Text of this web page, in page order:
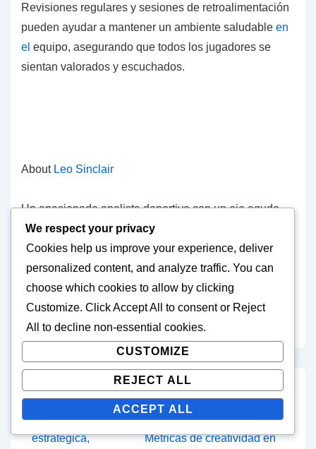
Revisiones regulares y sesiones de retroalimentación
pueden ayudar a mantener un ambiente saludable en
el equipo, asegurando que todos los jugadores se
sientan valorados y escuchados.
About Leo Sinclair
Un apasionado analista deportivo con un ojo agudo
para el fútbol juvenil, Leo ha dedicado su carrera a
desentrañar las complejidades de la Copa Mundial de
la FIFA U-17. Con una formación en periodismo
deportivo y un amor por el juego, ofrece comentarios
perspicaces y análisis expertos a los aficionados de
todo el mundo.
Post
navigation
Previous
Post
is
‹ Colombia U-17:
Planificación
estratégica,
Next
Post
is
Jugadores clave: Pases
clave, Éxito en regate,
Métricas de creatividad en
We respect your privacy
Cookies help us improve your experience, deliver
personalized content, and analyze traffic. You can
choose which cookies to allow by clicking
Customize. ClickAccept All to consent or Reject
All
to decline non-essential cookies.
CUSTOMIZE
REJECT ALL
ACCEPT ALL